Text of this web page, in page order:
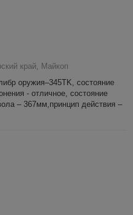
край, Майкоп
оружия–345TK, состояние
- отличное, состояние
– 367мм,принцип действия –